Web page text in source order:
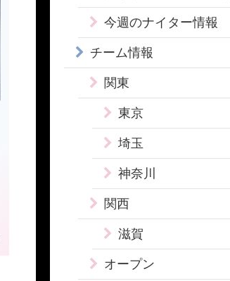
今週のナイター情報
チーム情報
関東
東京
埼玉
神奈川
関西
滋賀
オープン